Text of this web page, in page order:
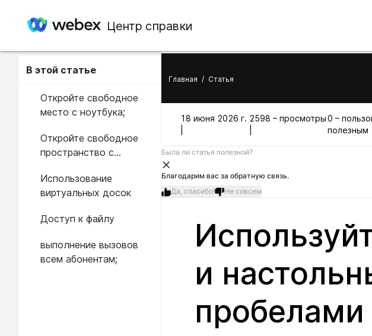
Центр справки
В этой статье
Откройте свободное
место с ноутбука;
Откройте свободное
пространство с
устройства;
Использование
виртуальных досок
Доступ к файлу
выполнение вызовов
всем абонентам;
Главная / Статья
18 июня 2026 г. 2598 – просмотры0 –
полезным
Была ли статья полезной?
Благодарим вас за обратную связь.
Да, спасибо!
Не совсем
и
пробелами